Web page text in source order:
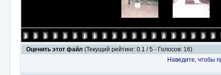
Оценить этот файл (Текущий рейтинг: 0.1 / 5 - Голосов: 16)
Наведите, чтобы